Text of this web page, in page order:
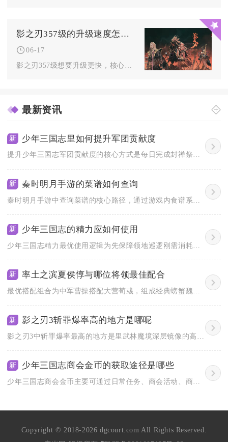
影之刃357级的升级速度怎样能够更快
06-17
最新资讯
新 少年三国志里如何提升军团贡献度
提升少年三国志军团贡献度的核心方式是每日完成封禅祭天、全刷军...
新 秦时明月手游的菜谱如何查询
新 少年三国志的精力应如何使用
新 率土之滨夏侯惇与哪位将领最佳配合
新 影之刃3斩罪爆率高的地方是哪呢
新 少年三国志商会金币的获取途径是哪些
Copyright © 2018-2026 dgcourt.com All Rights Reserved.